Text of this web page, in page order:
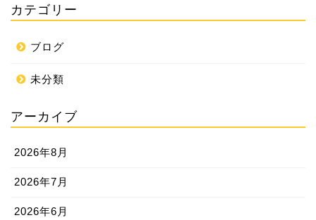
カテゴリー
ブログ
未分類
アーカイブ
2026年8月
2026年7月
2026年6月